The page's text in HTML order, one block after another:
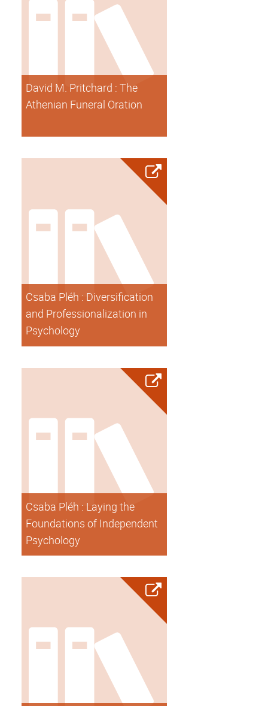
David M. Pritchard : The
Athenian Funeral Oration
Csaba Pléh : Diversification
and Professionalization in
Psychology
Csaba Pléh : Laying the
Foundations of Independent
Psychology